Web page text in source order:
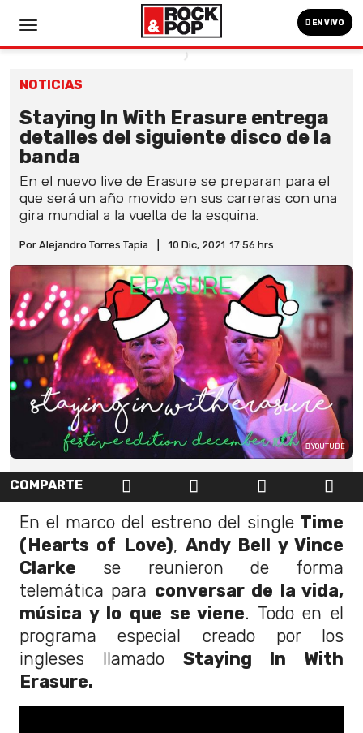
EN VIVO
NOTICIAS
Staying In With Erasure entrega
detalles del siguiente disco de la
banda
En el nuevo live de Erasure se preparan para el
que será un año movido en sus carreras con una
gira mundial a la vuelta de la esquina.
Por Alejandro Torres Tapia 10 Dic, 2021. 17:56 hrs
YOUTUBE
COMPARTE
En el marco del estreno del singleTime
(Hearts of Love),Andy Bell y Vince
Clarke se reunieron de forma
telemática para conversar de la vida,
música y lo que se viene. Todo en el
programa especial creado por los
ingleses llamado Staying In With
Erasure.